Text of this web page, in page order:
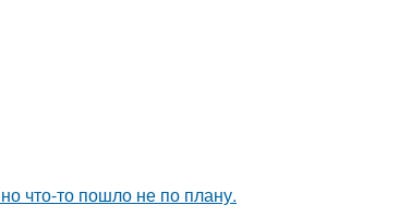
что-то пошло не по плану.